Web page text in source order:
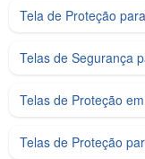
Tela de Proteção
Telas de Segurança
Telas de Proteção
Telas de Proteção